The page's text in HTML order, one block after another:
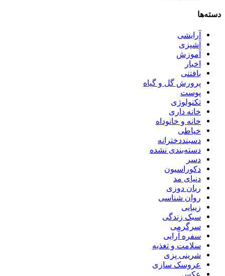
دسته‌ها
آرایشی
آشپزی
آموزش
اخبار
بافتنی
پرورش گل و گیاه
پوست
تکنولوژی
خانه داری
خانه و خانوداه
خیاطی
دسبنددخترانه
دسته‌بندی نشده
دسر
دکوراسیون
دنیای مد
ربان دوزی
روان شناسی
زیبایی
سبک زندگی
سرگرمی
سفره آرایی
سلامت و تغذیه
شرینی پزی
عروسک سازی
عکس